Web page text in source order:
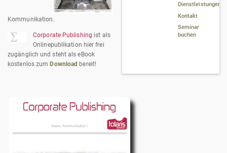
Dienstleistungen
Kontakt
Seminar
buchen
Kommunikation.
Corporate Publishing ist als
Onlinepublikation hier frei
zugänglich und steht als eBook
kostenlos zum Download bereit!